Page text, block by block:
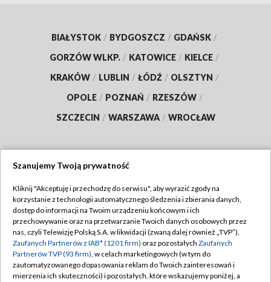
BIAŁYSTOK / BYDGOSZCZ / GDAŃSK /
GORZÓW WLKP. / KATOWICE / KIELCE /
KRAKÓW / LUBLIN / ŁÓDŹ / OLSZTYN /
OPOLE / POZNAŃ / RZESZÓW /
SZCZECIN / WARSZAWA / WROCŁAW
TVP
Abonament TVP
Emisja w TVP
Centrum informacji TVP
Regulamin TVP
Polityka prywatności
Moje zgody
Szanujemy Twoją prywatność
Kliknij "Akceptuję i przechodzę do serwisu", aby wyrazić zgody na
korzystanie z technologii automatycznego śledzenia i zbierania danych,
dostęp do informacji na Twoim urządzeniu końcowym i ich
przechowywanie oraz na przetwarzanie Twoich danych osobowych przez
nas, czyli Telewizję Polską S.A. w likwidacji (zwaną dalej również „TVP”),
Zaufanych Partnerów z IAB* (1201 firm) oraz pozostałych Zaufanych
Partnerów TVP (93 firm), w celach marketingowych (w tym do
zautomatyzowanego dopasowania reklam do Twoich zainteresowań i
mierzenia ich skuteczności) i pozostałych, które wskazujemy poniżej, a